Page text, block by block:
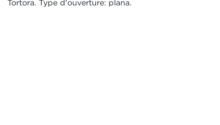
Tortora. Type d'ouverture: plana.